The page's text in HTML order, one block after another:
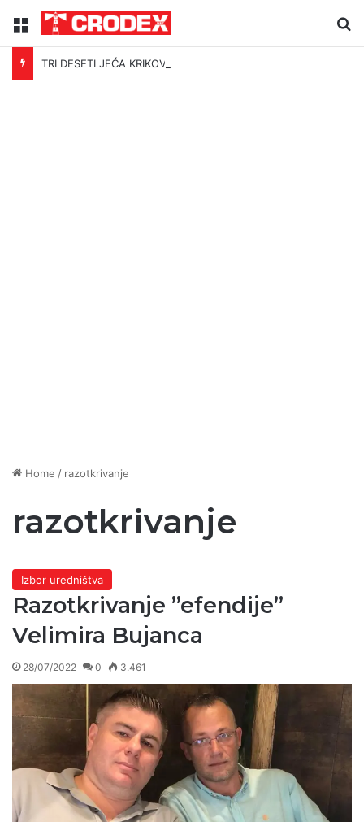
Menu
TRI DESETLJEĆA KRIKOVA OČAJNIKA
Home / razotkrivanje
razotkrivanje
Izbor uredništva
Razotkrivanje ”efendije”
Velimira Bujanca
28/07/2022 0 3.461